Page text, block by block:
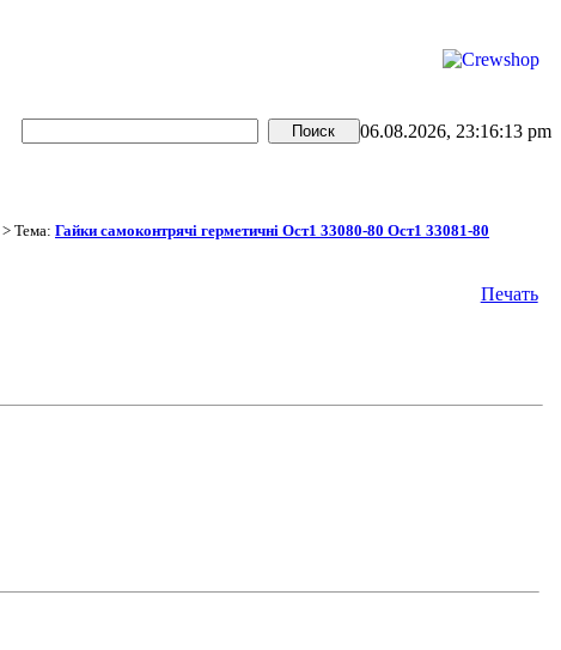
06.08.2026, 23:16:13 pm
> Тема: Гайки самоконтрячі герметичні Ост1 33080-80 Ост1 33081-80
Печать